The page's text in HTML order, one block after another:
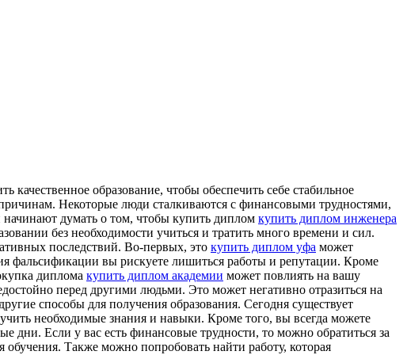
образование, чтобы обеспечить себе стабильное
Некоторые люди сталкиваются с финансовыми трудностями,
думать о том, чтобы купить диплом купить диплом инженера
без необходимости учиться и тратить много времени и сил.
последствий. Во-первых, это купить диплом уфа может
фальсификации вы рискуете лишиться работы и репутации. Кроме
диплома купить диплом академии может повлиять на вашу
перед другими людьми. Это может негативно отразиться на
способы для получения образования. Сегодня существует
необходимые знания и навыки. Кроме того, вы всегда можете
дни. Если у вас есть финансовые трудности, то можно обратиться за
Также можно попробовать найти работу, которая